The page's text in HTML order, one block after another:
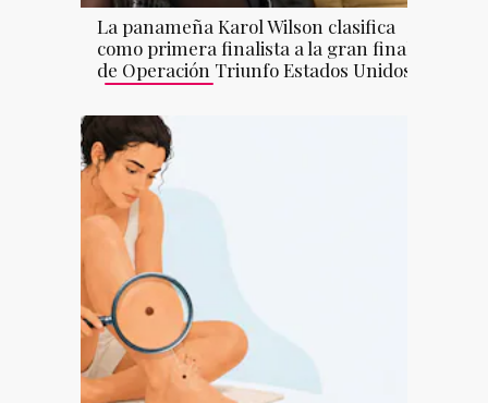
La panameña Karol Wilson clasifica
como primera finalista a la gran final
de Operación Triunfo Estados Unidos